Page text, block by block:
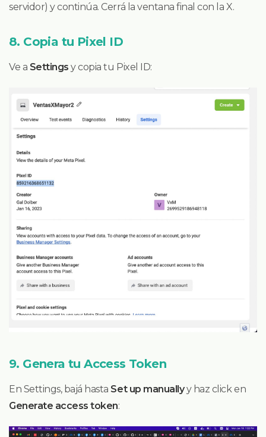
servidor) y continúa. Cerrá la ventana final con la X.
8. Copia tu Pixel ID
Ve a Settings y copia tu Pixel ID:
9. Genera tu Access Token
En Settings, bajá hasta Set up manuallyy haz click en
Generate access token: